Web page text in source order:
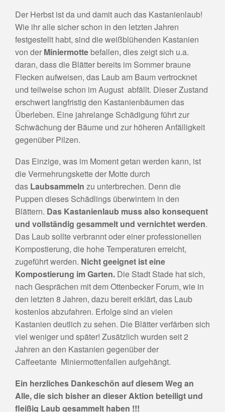
Der Herbst ist da und damit auch das Kastanienlaub!
Wie ihr alle sicher schon in den letzten Jahren
festgestellt habt, sind die weißblühenden Kastanien
von der Miniermotte befallen, dies zeigt sich u.a.
daran, dass die Blätter bereits im Sommer braune
Flecken aufweisen, das Laub am Baum vertrocknet
und teilweise schon im August abfällt. Dieser Zustand
erschwert langfristig den Kastanienbäumen das
Überleben. Eine jahrelange Schädigung führt zur
Schwächung der Bäume und zur höheren Anfälligkeit
gegenüber Pilzen.
Das Einzige, was im Moment getan werden kann, ist
die Vermehrungskette der Motte durch
das Laubsammeln zu unterbrechen. Denn die
Puppen dieses Schädlings überwintern in den
Blättern. Das Kastanienlaub muss also konsequent
und vollständig gesammelt und vernichtet werden.
Das Laub sollte verbrannt oder einer professionellen
Kompostierung, die hohe Temperaturen erreicht,
zugeführt werden. Nicht geeignet ist eine
Kompostierung im Garten. Die Stadt Stade hat sich,
nach Gesprächen mit dem Ottenbecker Forum, wie in
den letzten 8 Jahren, dazu bereit erklärt, das Laub
kostenlos abzufahren. Erfolge sind an vielen
Kastanien deutlich zu sehen. Die Blätter verfärben sich
viel weniger und später! Zusätzlich wurden seit 2
Jahren an den Kastanien gegenüber der
Caffeetante Miniermottenfallen aufgehängt.
Ein herzliches Dankeschön auf diesem Weg an
Alle, die sich bisher an dieser Aktion beteiligt und
fleißig Laub gesammelt haben !!!